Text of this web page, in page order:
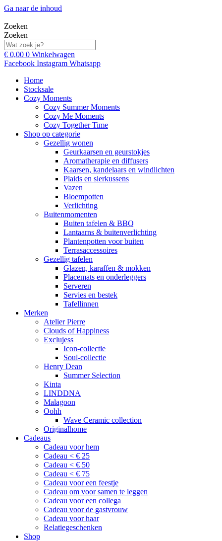
Ga naar de inhoud
Zoeken
Zoeken
€ 0,00 0 Winkelwagen
Facebook Instagram Whatsapp
Home
Stocksale
Cozy Moments
Cozy Summer Moments
Cozy Me Moments
Cozy Together Time
Shop op categorie
Gezellig wonen
Geurkaarsen en geurstokjes
Aromatherapie en diffusers
Kaarsen, kandelaars en windlichten
Plaids en sierkussens
Vazen
Bloempotten
Verlichting
Buitenmomenten
Buiten tafelen & BBQ
Lantaarns & buitenverlichting
Plantenpotten voor buiten
Terrasaccessoires
Gezellig tafelen
Glazen, karaffen & mokken
Placemats en onderleggers
Serveren
Servies en bestek
Tafellinnen
Merken
Atelier Pierre
Clouds of Happiness
Exclujess
Icon-collectie
Soul-collectie
Henry Dean
Summer Selection
Kinta
LINDDNA
Malagoon
Oohh
Wave Ceramic collection
Originalhome
Cadeaus
Cadeau voor hem
Cadeau < € 25
Cadeau < € 50
Cadeau < € 75
Cadeau voor een feestje
Cadeau om voor samen te leggen
Cadeau voor een collega
Cadeau voor de gastvrouw
Cadeau voor haar
Relatiegeschenken
Shop